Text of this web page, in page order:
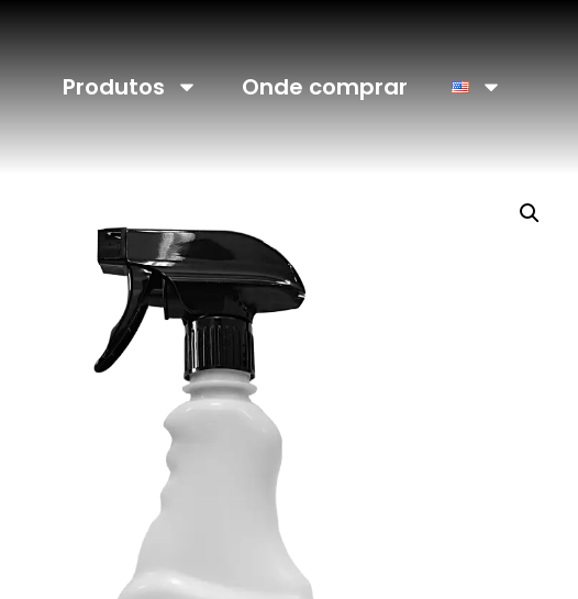
Produtos Onde comprar